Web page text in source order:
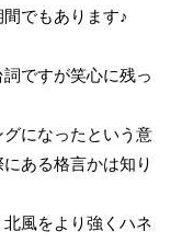
でもあります♪
ですが笑心に残っ
になったという意
ある格言かは知り
風をより強くハネ